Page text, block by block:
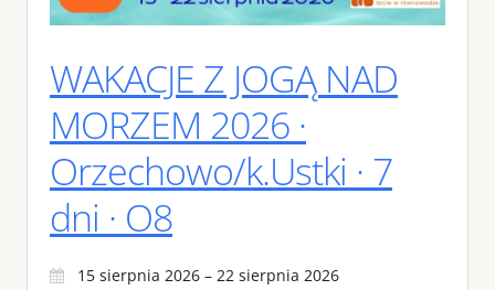
WAKACJE Z JOGĄ NAD
MORZEM 2026 ·
Orzechowo/k.Ustki · 7
dni · O8
15 sierpnia 2026 – 22 sierpnia 2026